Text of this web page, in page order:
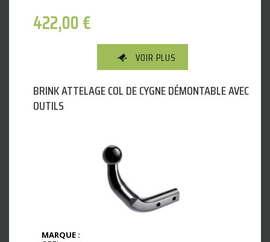
422,00€
VOIR PLUS
BRINK ATTELAGE COL DE CYGNE DÉMONTABLE AVEC
OUTILS
MARQUE :